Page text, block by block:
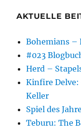
AKTUELLE
Bohemians –
#023
Herd –
Kinfire Delve:
Keller
Spiel des
Teburu: The